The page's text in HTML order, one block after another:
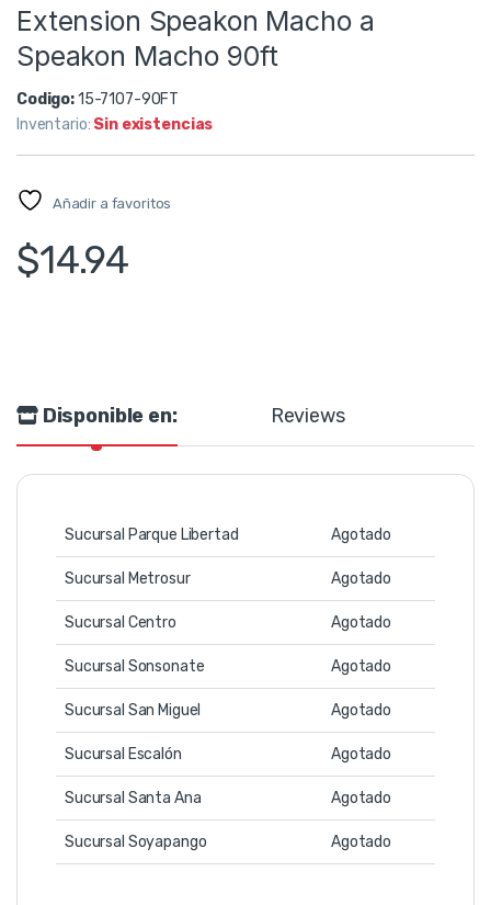
Extension Speakon Macho a
Speakon Macho 90ft
Codigo:15-7107-90FT
Inventario: Sin existencias
Añadir a favoritos
$14.94
Disponible en: Reviews
Sucursal Parque Libertad Agotado
Sucursal Metrosur Agotado
Sucursal Centro Agotado
Sucursal Sonsonate Agotado
Sucursal San Miguel Agotado
Sucursal Escalón Agotado
Sucursal Santa Ana Agotado
Sucursal Soyapango Agotado